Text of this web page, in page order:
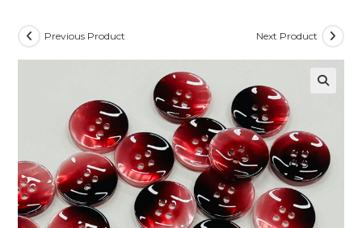
Previous Product Next Product